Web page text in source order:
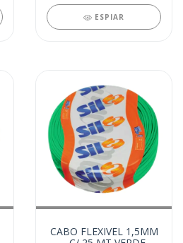
ESPIAR
CABO FLEXIVEL 1,5MM